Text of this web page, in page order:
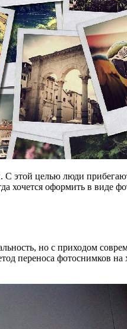
С этой целью люди
оформить в виде
но с приходом
переноса фотоснимков